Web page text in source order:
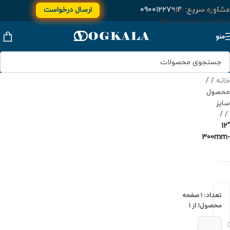
Skip to navigation
Skip to main content
مشاوره سریع:۰۹۰۰۱۲۲۷۹۱۴ ارسال درخواست
منو
خانه /
محصول
سایز
/
"12
-300mm
تعداد: ۱
محصول
صفحه
۱ از ۱